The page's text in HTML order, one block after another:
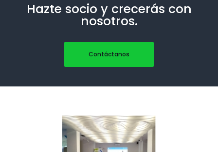
Hazte socio y crecerás con
nosotros.
Contáctanos